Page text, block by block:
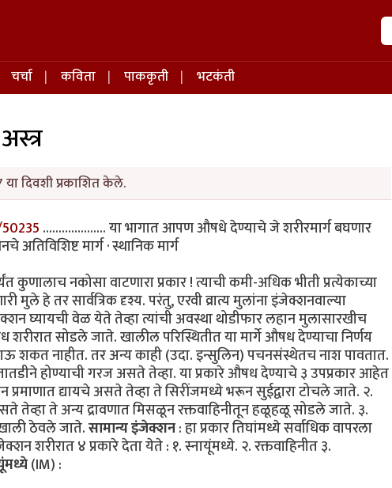
शोध
चर्चा कविता पाककृती
भटकंती
दिवशी प्रकाशित केले.
.................... या भागात आपण औषधे देण्याचे जे शरीरमार्ग बघणार
मार्ग · स्थानिक मार्ग
नकोसा वाटणारा प्रकार ! त्याची कमी-अधिक भीती प्रत्येकाच्या
हे तर सार्वत्रिक दृश्य. परंतु, एरवी व्रात्य मुलांना इंजेक्शनवाल्या
घ्यायची वेळ येते तेव्हा त्यांची अवस्था थोडीफार लहान मुलासारखीच
सोडले जाते. खालील परिस्थितीत या मार्गे औषध देण्याचा निर्णय
शकत नाहीत. तर अन्य काही (उदा. इन्सुलिन) पचनसंस्थेतच नाश पावतात.
होण्याची गरज असते तेव्हा. या प्रकारे औषध देण्याचे ३ उपप्रकार आहेत
द्यायचे असते तेव्हा ते सिरींजमध्ये भरून सुईद्वारा टोचले जाते. २.
तेव्हा ते अन्य द्रावणात मिसळून रक्तवाहिनीतून हळूहळू सोडले जाते. ३.
ठेवले जाते.सामान्य इंजेक्शन: हा प्रकार तिघांमध्ये सर्वाधिक वापरला
शरीरात ४ प्रकारे देता येते : १. स्नायूंमध्ये. २. रक्तवाहिनीत ३.
(IM) :